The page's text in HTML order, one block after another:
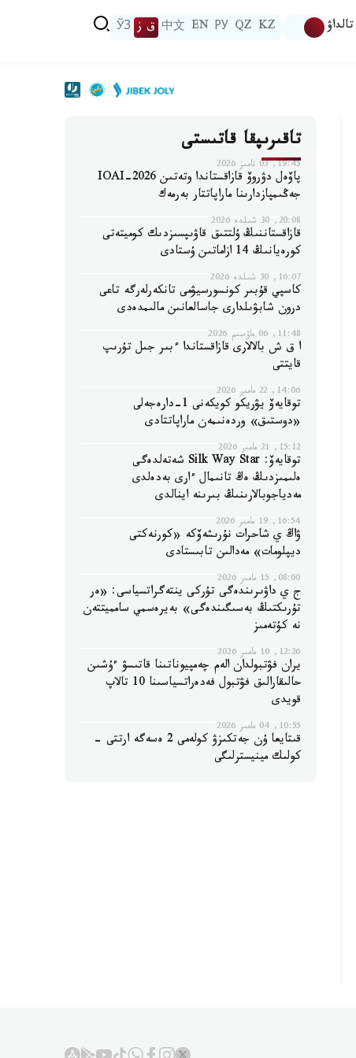
تالداۋ KZ
QZ
РУ
EN
中文 ق ز ЎЗ
تاقىرىپقا قاتىستى
19:45, 03 تامىز 2026
پاۆەل دۋروۆ قازاقستاندا وتەتىن IOAI-2026
جەڭىمپازدارىنا ماراپاتتار بەرمەك
20:08, 30 شىلدە 2026
قازاقستاننىڭ ۇلتتىق قاۋىپسىزدىك كوميتەتى
كورەيانىڭ 14 ازاماتىن ۇستادى
16:07, 30 شىلدە 2026
كاسپي قۇبىر كونسورسيۋمى تانكەرلەرگە تاعى
درون شابۋىلدارى جاسالعانىن مالىمدەدى
11:48, 06 ماۋسىم 2026
ا ق ش بالالارى قازاقستاندا ءبىر جىل تۇرىپ
قايتتى
14:06, 22 مامىر 2026
توقايەۆ يۋريكو كويكەنى 1-دارەجەلى
«دوستىق» وردەنىمەن ماراپاتتادى
15:12, 21 مامىر 2026
توقايەۆ: Silk Way Star شەتەلدەگى
ەلىمىزدىڭ ەڭ تانىمال ءارى بەدەلدى
مەدياجوبالارىنىڭ بىرىنە اينالدى
16:54, 19 مامىر 2026
ۋاڭ ي شاحرات نۇرىشەۆكە «كورنەكتى
ديپلومات» مەدالىن تابىستادى
08:00, 15 مامىر 2026
ج ي داۋىرىندەگى تۇركى ينتەگراتسياسى: «ەر
تۇرىكتىڭ بەسىگىندەگى» بەيرەسمي سامميتتەن
نە كۇتەمىز
12:26, 10 مامىر 2026
يران فۋتبولدان الەم چەمپيوناتىنا قاتىسۋ ءۇشىن
حالىقارالىق فۋتبول فەدەراتسياسىنا 10 تالاپ
قويدى
10:55, 04 مامىر 2026
قىتايعا ۇن جەتكىزۋ كولەمى 2 ەسەگە ارتتى -
كولىك مينيسترلىگى